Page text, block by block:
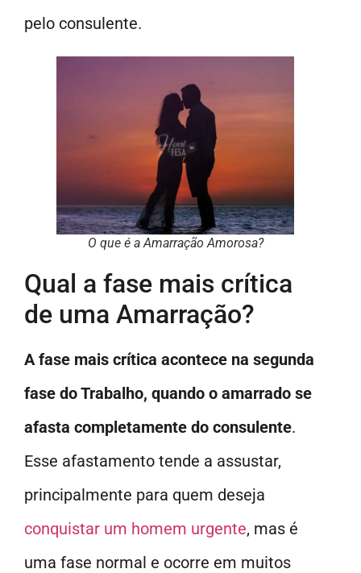
pelo consulente.
O que é a Amarração Amorosa?
Qual a fase mais crítica
de uma Amarração?
A fase mais crítica acontece na segunda
fase do Trabalho, quando o amarrado se
afasta completamente do consulente.
Esse afastamento tende a assustar,
principalmente para quem deseja
conquistar um homem urgente, mas é
uma fase normal e ocorre em muitos